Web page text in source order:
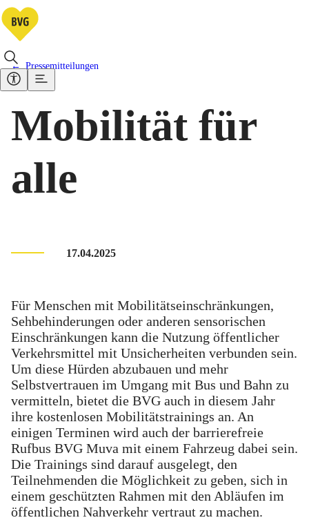
Pressemitteilungen
Mobilität für
alle
17.04.2025
Für Menschen mit Mobilitätseinschränkungen,
Sehbehinderungen oder anderen sensorischen
Einschränkungen kann die Nutzung öffentlicher
Verkehrsmittel mit Unsicherheiten verbunden sein.
Um diese Hürden abzubauen und mehr
Selbstvertrauen im Umgang mit Bus und Bahn zu
vermitteln, bietet die BVG auch in diesem Jahr
ihre kostenlosen Mobilitätstrainings an. An
einigen Terminen wird auch der barrierefreie
Rufbus BVG Muva mit einem Fahrzeug dabei sein.
Die Trainings sind darauf ausgelegt, den
Teilnehmenden die Möglichkeit zu geben, sich in
einem geschützten Rahmen mit den Abläufen im
öffentlichen Nahverkehr vertraut zu machen.